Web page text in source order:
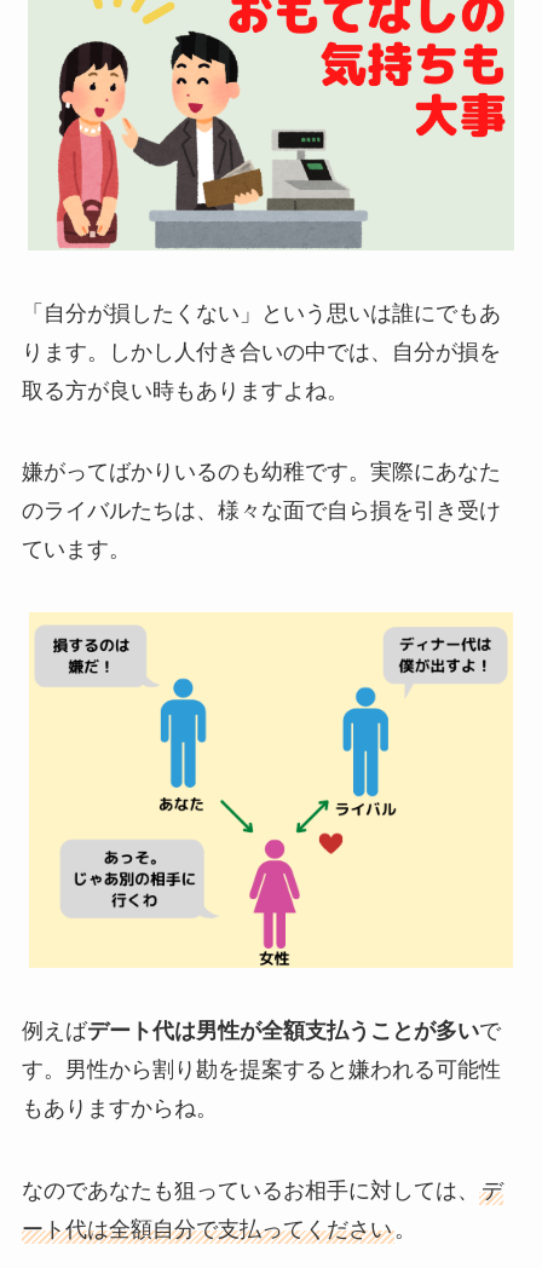
「自分が損したくない」という思いは誰にでもあ
ります。しかし人付き合いの中では、自分が損を
取る方が良い時もありますよね。
嫌がってばかりいるのも幼稚です。実際にあなた
のライバルたちは、様々な面で自ら損を引き受け
ています。
例えばデート代は男性が全額支払うことが多いで
す。男性から割り勘を提案すると嫌われる可能性
もありますからね。
なのであなたも狙っているお相手に対しては、 デ
ート代は全額自分で支払ってください。